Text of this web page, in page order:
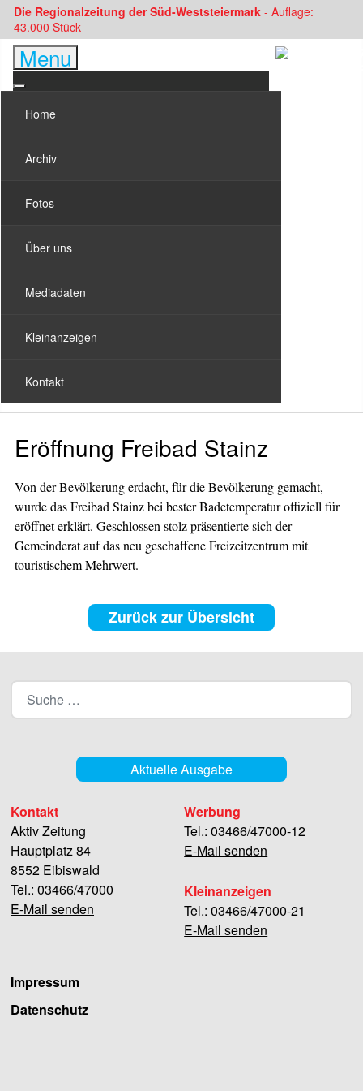
Die Regionalzeitung der Süd-Weststeiermark - Auflage:
43.000 Stück
Menu
Home
Archiv
Fotos
Über uns
Mediadaten
Kleinanzeigen
Kontakt
Eröffnung Freibad Stainz
Von der Bevölkerung erdacht, für die Bevölkerung gemacht,
wurde das Freibad Stainz bei bester Badetemperatur offiziell für
eröffnet erklärt. Geschlossen stolz präsentierte sich der
Gemeinderat auf das neu geschaffene Freizeitzentrum mit
touristischem Mehrwert.
Zurück zur Übersicht
Aktuelle Ausgabe
Kontakt
Aktiv Zeitung
Hauptplatz 84
8552 Eibiswald
Tel.: 03466/47000
E-Mail senden
Werbung
Tel.: 03466/47000-12
E-Mail senden
Kleinanzeigen
Tel.: 03466/47000-21
E-Mail senden
Impressum
Datenschutz